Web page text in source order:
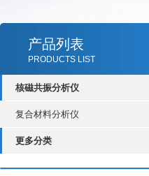
产品列表
PRODUCTS LIST
核磁共振分析仪
复合材料分析仪
更多分类